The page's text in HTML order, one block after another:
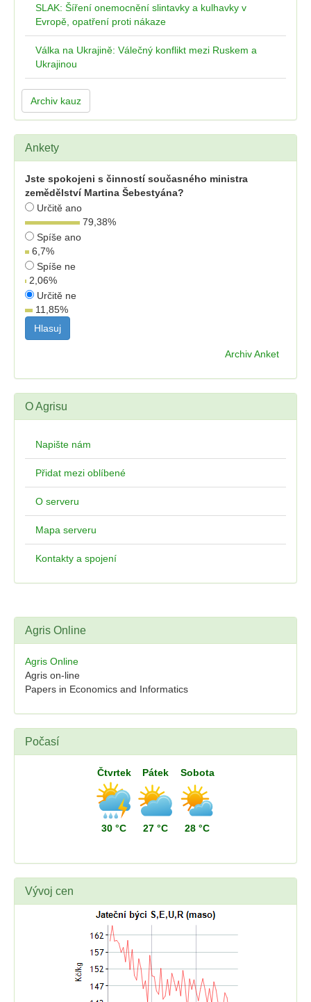
SLAK: Šíření onemocnění slintavky a kulhavky v
Evropě, opatření proti nákaze
Válka na Ukrajině: Válečný konflikt mezi Ruskem a
Ukrajinou
Archiv kauz
Ankety
Jste spokojeni s činností současného ministra
zemědělství Martina Šebestyána?
Určitě ano
79,38%
Spíše ano
6,7%
Spíše ne
2,06%
Určitě ne
11,85%
Archiv Anket
O Agrisu
Napište nám
Přidat mezi oblíbené
O serveru
Mapa serveru
Kontakty a spojení
Agris Online
Agris Online
Agris on-line
Papers in Economics and Informatics
Počasí
Čtvrtek
30 °C
Pátek
27 °C
Sobota
28 °C
Vývoj cen